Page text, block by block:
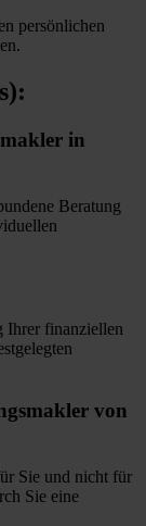
persönlichen
in
Beratung
Ihrer finanziellen
von
Sie und nicht für
Sie eine